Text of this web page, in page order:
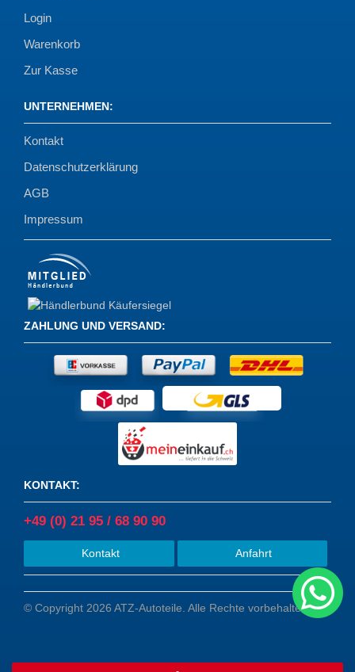
Login
Warenkorb
Zur Kasse
UNTERNEHMEN:
Kontakt
Datenschutzerklärung
AGB
Impressum
ZAHLUNG UND VERSAND:
KONTAKT:
+49 (0) 21 95 / 68 90 90
Kontakt Anfahrt
© Copyright 2026 ATZ-Autoteile. Alle Rechte vorbehalten.